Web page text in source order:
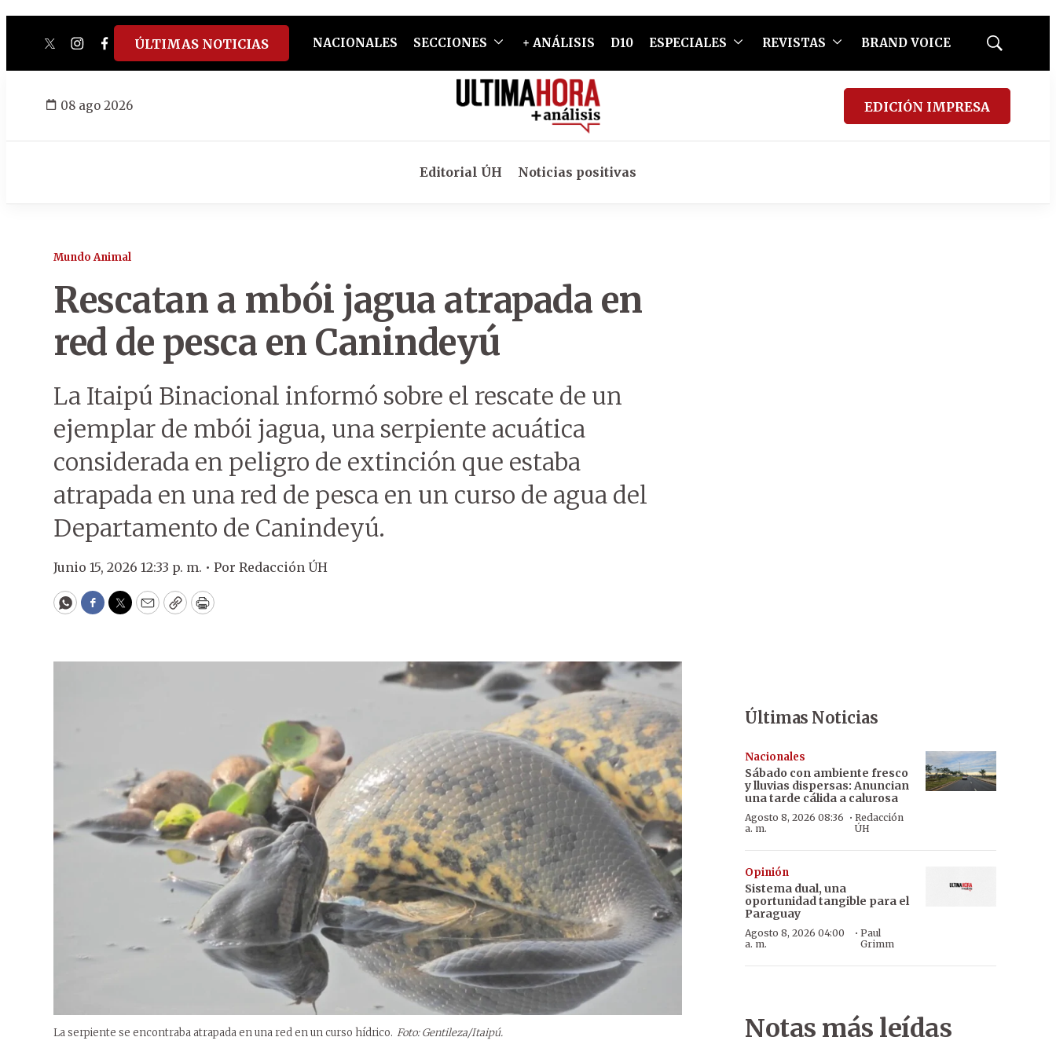
twitterinstagram
facebook
tiktokyoutube
spotify
ÚLTIMAS NOTICIAS NACIONALES SECCIONES + ANÁLISIS D10 ESPECIALES REVISTAS BRAND VOICE
Mostrar
08 ago 2026 EDICIÓN IMPRESA
Editorial ÚH Noticias positivas
Mundo Animal
Rescatan a mbói jagua atrapada en
red de pesca en Canindeyú
La Itaipú Binacional informó sobre el rescate de un
ejemplar de mbói jagua, una serpiente acuática
considerada en peligro de extinción que estaba
atrapada en una red de pesca en un curso de agua del
Departamento de Canindeyú.
Junio 15, 2026 12:33 p. m. • Por Redacción ÚH
WhatsApp
Facebook
Twitter
EmailCopyPrint
La serpiente se encontraba atrapada en una red en un curso hídrico. Foto: Gentileza/Itaipú.
Últimas Noticias
Nacionales
Sábado con ambiente fresco
y lluvias dispersas: Anuncian
una tarde cálida a calurosa
Agosto 8, 2026 08:36
a. m.
·Redacción
ÚH
Opinión
Sistema dual, una
oportunidad tangible para el
Paraguay
Agosto 8, 2026 04:00
a. m.
·Paul
Grimm
Notas más leídas